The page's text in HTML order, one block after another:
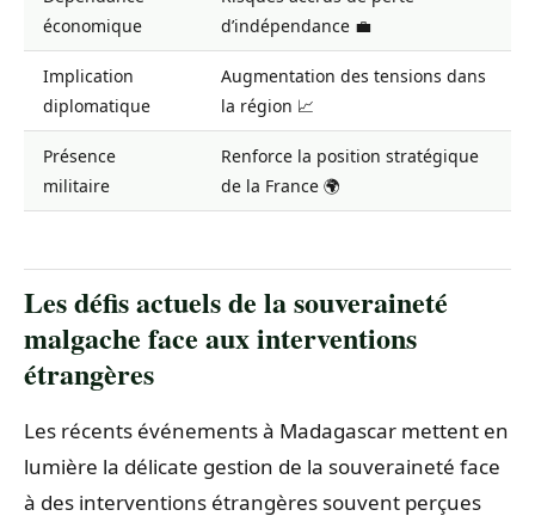
économique
d’indépendance 💼
Implication
diplomatique
Augmentation des tensions dans
la région 📈
Présence
militaire
Renforce la position stratégique
de la France 🌍
Les défis actuels de la souveraineté
malgache face aux interventions
étrangères
Les récents événements à Madagascar mettent en
lumière la délicate gestion de la souveraineté face
à des interventions étrangères souvent perçues